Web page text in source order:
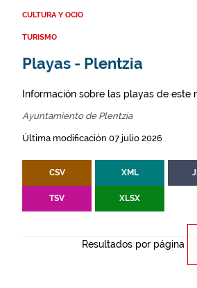
CULTURA Y OCIO
TURISMO
Playas - Plentzia
Información sobre las playas de este
Ayuntamiento de Plentzia
Última modificación 07 julio 2026
CSV XML
TSV XLSX
Resultados por página